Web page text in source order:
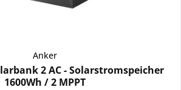
Anker
2 AC - Solarstromspeicher
1600Wh / 2 MPPT